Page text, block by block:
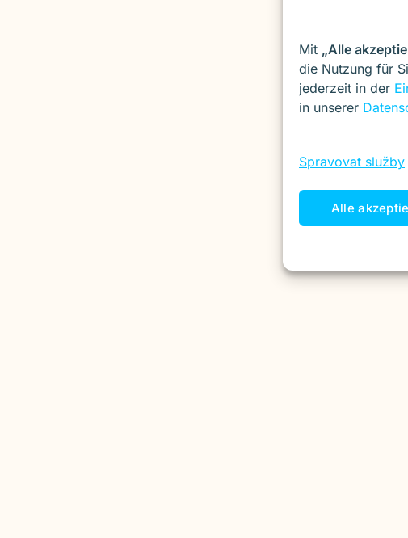
Mit „Alle
die Nutzung für
jederzeit in der
in unserer
Spravovat služby
Alle